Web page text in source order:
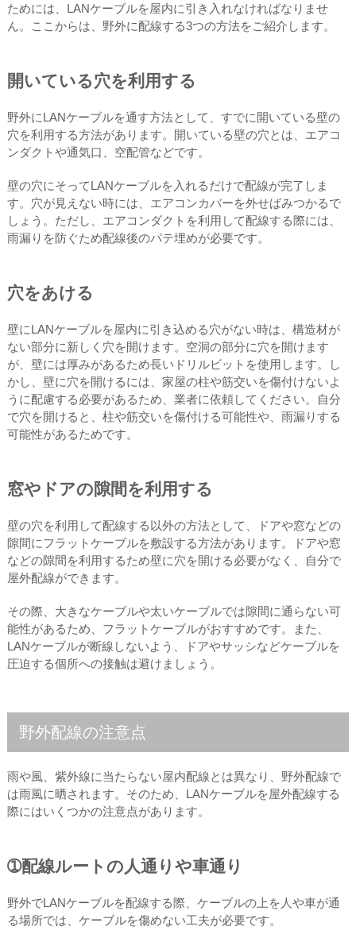
ためには、LANケーブルを屋内に引き入れなければなりませ
ん。ここからは、野外に配線する3つの方法をご紹介します。
開いている穴を利用する
野外にLANケーブルを通す方法として、すでに開いている壁の
穴を利用する方法があります。開いている壁の穴とは、エアコ
ンダクトや通気口、空配管などです。
壁の穴にそってLANケーブルを入れるだけで配線が完了しま
す。穴が見えない時には、エアコンカバーを外せばみつかるで
しょう。ただし、エアコンダクトを利用して配線する際には、
雨漏りを防ぐため配線後のパテ埋めが必要です。
穴をあける
壁にLANケーブルを屋内に引き込める穴がない時は、構造材が
ない部分に新しく穴を開けます。空洞の部分に穴を開けます
が、壁には厚みがあるため長いドリルビットを使用します。し
かし、壁に穴を開けるには、家屋の柱や筋交いを傷付けないよ
うに配慮する必要があるため、業者に依頼してください。自分
で穴を開けると、柱や筋交いを傷付ける可能性や、雨漏りする
可能性があるためです。
窓やドアの隙間を利用する
壁の穴を利用して配線する以外の方法として、ドアや窓などの
隙間にフラットケーブルを敷設する方法があります。ドアや窓
などの隙間を利用するため壁に穴を開ける必要がなく、自分で
屋外配線ができます。
その際、大きなケーブルや太いケーブルでは隙間に通らない可
能性があるため、フラットケーブルがおすすめです。また、
LANケーブルが断線しないよう、ドアやサッシなどケーブルを
圧迫する個所への接触は避けましょう。
野外配線の注意点
雨や風、紫外線に当たらない屋内配線とは異なり、野外配線で
は雨風に晒されます。そのため、LANケーブルを屋外配線する
際にはいくつかの注意点があります。
➀配線ルートの人通りや車通り
野外でLANケーブルを配線する際、ケーブルの上を人や車が通
る場所では、ケーブルを傷めない工夫が必要です。